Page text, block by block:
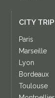
CITY TRIP
Paris
Marseille
Lyon
Bordeaux
Toulouse